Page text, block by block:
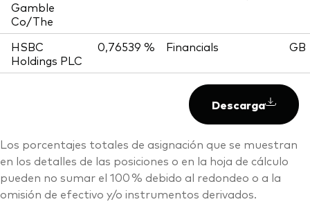
Gamble
Co/The
HSBC
Holdings PLC
0,76539 % Financials GB
Descarga
Los porcentajes totales de asignación que se muestran
en los detalles de las posiciones o en la hoja de cálculo
pueden no sumar el 100 % debido al redondeo o a la
omisión de efectivo y/o instrumentos derivados.